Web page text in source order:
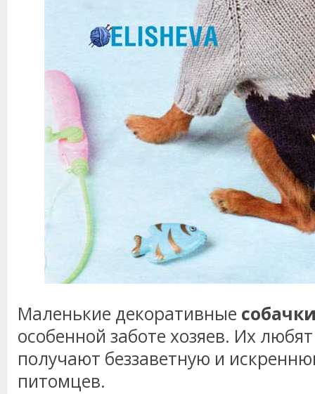
Маленькие декоративные
особенной заботе хозяев. Их
получают беззаветную и
питомцев.